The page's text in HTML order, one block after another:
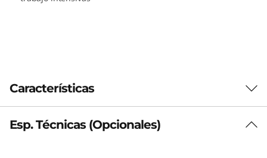
e
m
Características
Esp. Técnicas (Opcionales)